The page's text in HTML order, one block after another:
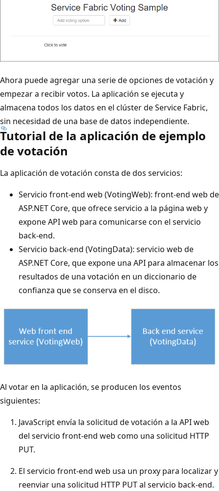
Ahora puede agregar una serie de opciones de votación y
empezar a recibir votos. La aplicación se ejecuta y
almacena todos los datos en el clúster de Service Fabric,
sin necesidad de una base de datos independiente.
Tutorial de la aplicación de ejemplo
de votación
La aplicación de votación consta de dos servicios:
Servicio front-end web (VotingWeb): front-end web de
ASP.NET Core, que ofrece servicio a la página web y
expone API web para comunicarse con el servicio
back-end.
Servicio back-end (VotingData): servicio web de
ASP.NET Core, que expone una API para almacenar los
resultados de una votación en un diccionario de
confianza que se conserva en el disco.
Al votar en la aplicación, se producen los eventos
siguientes:
JavaScript envía la solicitud de votación a la API web
del servicio front-end web como una solicitud HTTP
PUT.
El servicio front-end web usa un proxy para localizar y
reenviar una solicitud HTTP PUT al servicio back-end.